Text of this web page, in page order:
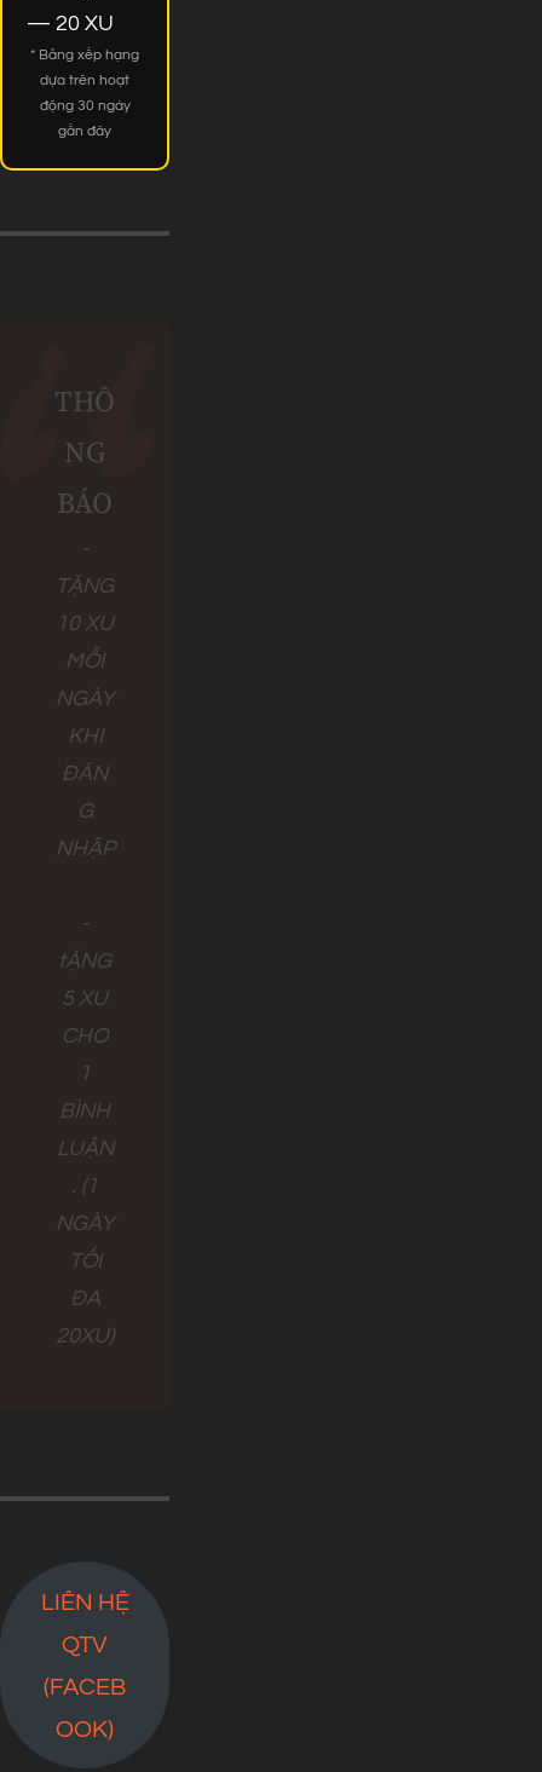
— 20 XU
* Bảng xếp hạng
dựa trên hoạt
động 30 ngày
gần đây
THÔ
NG
BÁO
-
TẶNG
10 XU
MỖI
NGÀY
KHI
ĐĂN
G
NHẬP
-
tẶNG
5 XU
CHO
1
BÌNH
LUẬN
. (1
NGÀY
TỐI
ĐA
20XU)
LIÊN HỆ
QTV
(FACEB
OOK)